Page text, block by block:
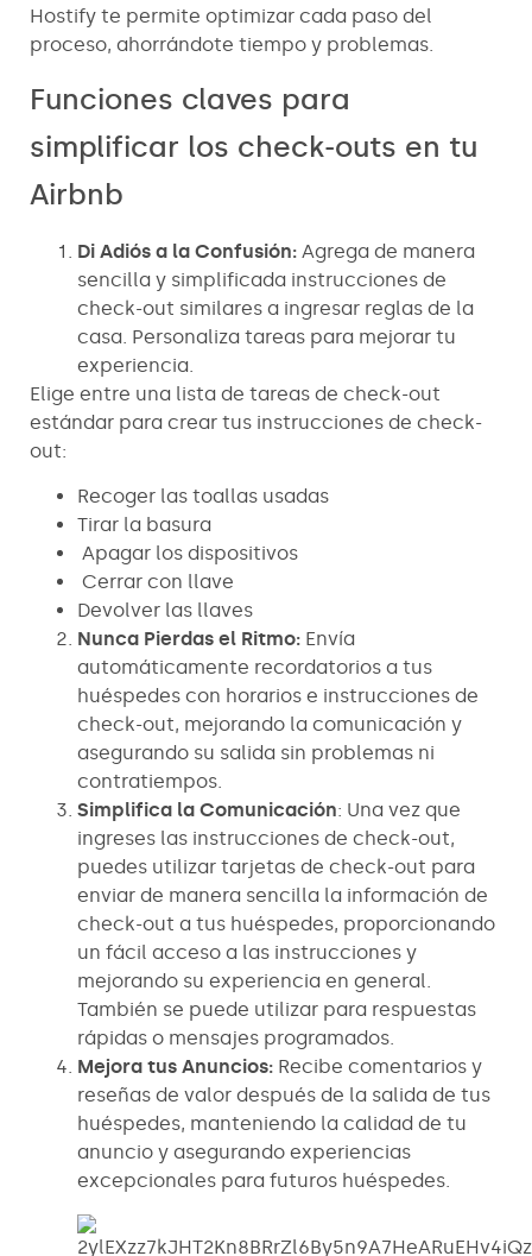
Hostify te permite optimizar cada paso del
proceso, ahorrándote tiempo y problemas.
Funciones claves para
simplificar los check-outs en tu
Airbnb
Di Adiós a la Confusión: Agrega de manera
sencilla y simplificada instrucciones de
check-out similares a ingresar reglas de la
casa. Personaliza tareas para mejorar tu
experiencia.
Elige entre una lista de tareas de check-out
estándar para crear tus instrucciones de check-
out:
Recoger las toallas usadas
Tirar la basura
Apagar los dispositivos
Cerrar con llave
Devolver las llaves
Nunca Pierdas el Ritmo: Envía
automáticamente recordatorios a tus
huéspedes con horarios e instrucciones de
check-out, mejorando la comunicación y
asegurando su salida sin problemas ni
contratiempos.
Simplifica la Comunicación: Una vez que
ingreses las instrucciones de check-out,
puedes utilizar tarjetas de check-out para
enviar de manera sencilla la información de
check-out a tus huéspedes, proporcionando
un fácil acceso a las instrucciones y
mejorando su experiencia en general.
También se puede utilizar para respuestas
rápidas o mensajes programados.
Mejora tus Anuncios: Recibe comentarios y
reseñas de valor después de la salida de tus
huéspedes, manteniendo la calidad de tu
anuncio y asegurando experiencias
excepcionales para futuros huéspedes.